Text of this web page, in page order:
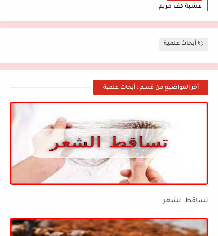
عشبة كف مريم
أبحاث علمية
أخر المواضيع من قسم : أبحاث علمية
تساقط الشعر